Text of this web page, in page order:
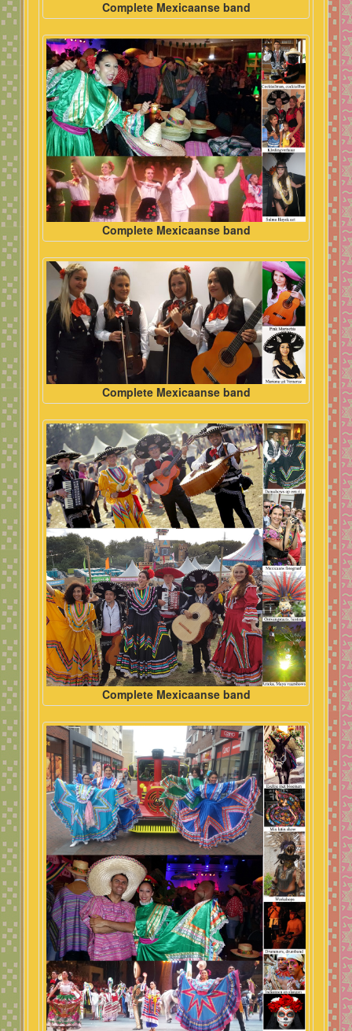
Complete Mexicaanse band
Complete Mexicaanse band
Complete Mexicaanse band
Complete Mexicaanse band